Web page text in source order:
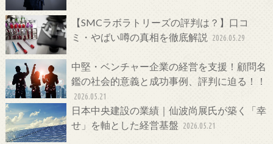
【SMCラボラトリーズの評判は？】口コ
ミ・やばい噂の真相を徹底解説
2026.05.29
中堅・ベンチャー企業の経営を支援！顧問名
鑑の社会的意義と成功事例、評判に迫る！！
2026.05.21
日本中央建設の業績｜仙波尚展氏が築く「幸
せ」を軸とした経営基盤 2026.05.21